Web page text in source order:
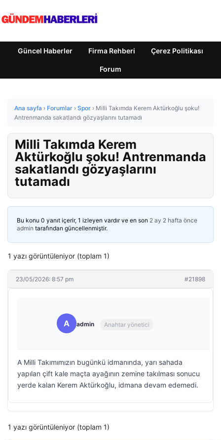
Güncel Haberler Firma Rehberi Çerez Politikası
Forum
Ana sayfa › Forumlar › Spor › Milli Takımda Kerem Aktürkoğlu şoku!
Antrenmanda sakatlandı gözyaşlarını tutamadı
Milli Takımda Kerem
Aktürkoğlu şoku! Antrenmanda
sakatlandı gözyaşlarını
tutamadı
Bu konu 0 yanıt içerir, 1 izleyen vardır ve en son 2 ay 2 hafta önce
admin tarafından güncellenmiştir.
1 yazı görüntüleniyor (toplam 1)
23/05/2026: 8:57 pm #21898
A admin Anahtar yönetici
A Milli Takımımızın bugünkü idmanında, yarı sahada
yapılan çift kale maçta ayağının zemine takılması sonucu
yerde kalan Kerem Aktürkoğlu, idmana devam edemedi.
1 yazı görüntüleniyor (toplam 1)